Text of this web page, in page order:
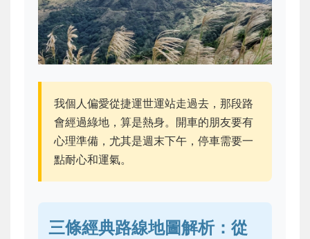
我個人偏愛從捷運世運站走過去，那段路
會經過綠地，算是熱身。開車的朋友要有
心理準備，尤其是週末下午，停車需要一
點耐心和運氣。
三條經典路線地圖解析：從